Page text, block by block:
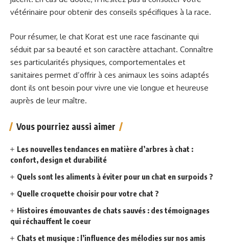
vétérinaire pour obtenir des conseils spécifiques à la race.
Pour résumer, le chat Korat est une race fascinante qui
séduit par sa beauté et son caractère attachant. Connaître
ses particularités physiques, comportementales et
sanitaires permet d’offrir à ces animaux les soins adaptés
dont ils ont besoin pour vivre une vie longue et heureuse
auprès de leur maître.
Vous pourriez aussi aimer
Les nouvelles tendances en matière d’arbres à chat :
confort, design et durabilité
Quels sont les aliments à éviter pour un chat en surpoids ?
Quelle croquette choisir pour votre chat ?
Histoires émouvantes de chats sauvés : des témoignages
qui réchauffent le coeur
Chats et musique : l’influence des mélodies sur nos amis